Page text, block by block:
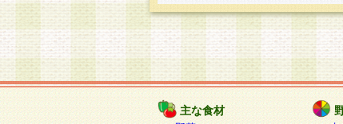
本人からの求めにより、当
知・開示・内容の訂正・追
（以下、総称して「開示等
開示等に応じる窓口は以下
ぱくすく食堂個人情報お
個人情報を与えることは任
合には、当社のサービスの
主な食材